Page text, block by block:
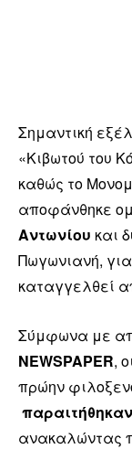
Σημαντική
«Κιβωτού του
καθώς το
αποφάνθηκε
Αντωνίου και
Πωγωνιανή,
καταγγελθεί
Σύμφωνα με
NEWSPAPER,
πρώην
ανακαλώντας